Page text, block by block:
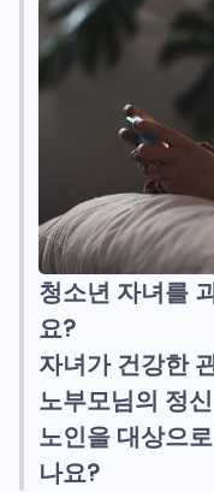
청소년 자녀를
요?
자녀가 건강한
노부모님의 정
노인을 대상으
나요?